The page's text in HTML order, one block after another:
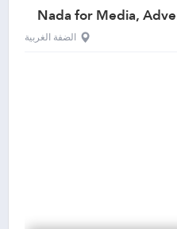
Nada for Media,
الضفة الغربية